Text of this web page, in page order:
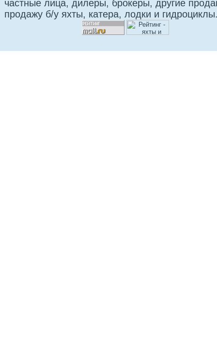
частные лица, дилеры, брокеры, другие
продажу б/у яхты, катера, лодки и